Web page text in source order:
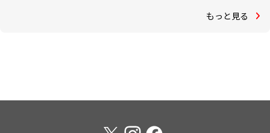
もっと見る